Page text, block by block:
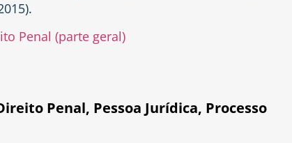
Penal (parte geral)
Penal, Pessoa Jurídica, Processo